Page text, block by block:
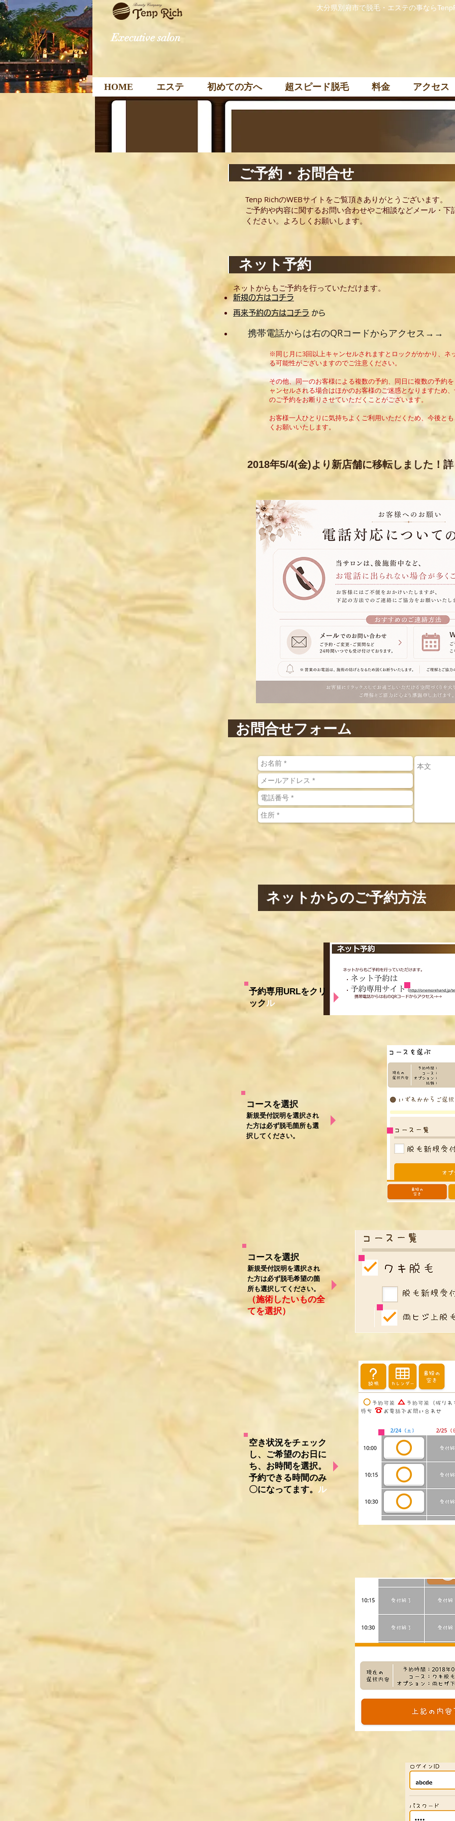
Executive salon
大分県別府市で脱毛・エステの事なら
HOME エステ 初めての方へ 超スピード脱毛 料金 アクセス
Tenp RichのWEBサイトをご覧頂きありがとうございます。
ご予約や内容に関するお問い合わせやご相談などメール・
ください。よろしくお願いします。
ネットからもご予約を行っていただけます。
新規の方はコチラ
再来予約の方はコチラ から
携帯電話からは右のQRコードからアクセス→→
お問合せフォーム
ご予約・お問合せ
ネット予約
2018年5/4(金)より新店舗に移転しました！
ネットからのご予約方法
予約専用URLをクリ
ックル
コースを選択​
新規受付説明を選択され
た方は必ず脱毛箇所も選
択してください。
コースを選択​
新規受付説明を選択され
た方は必ず脱毛希望の箇
所も選択してください。
（施術したいもの全
てを選択）​
空き状況をチェック
し、ご希望のお日に
ち、お時間を選択。
予約できる時間のみ
〇になってます。 ル
※同じ月に3回以上キャンセルされますとロックがかかり、ネ
る可能性がございますのでご注意ください。
その他、同一のお客様による複数の予約、同日に複数の予約
ャンセルされる場合はほかのお客様のご迷惑となりますため
のご予約をお断りさせていただくことがございます。
お客様一人ひとりに気持ちよくご利用いただくため、今後と
くお願いいたします。